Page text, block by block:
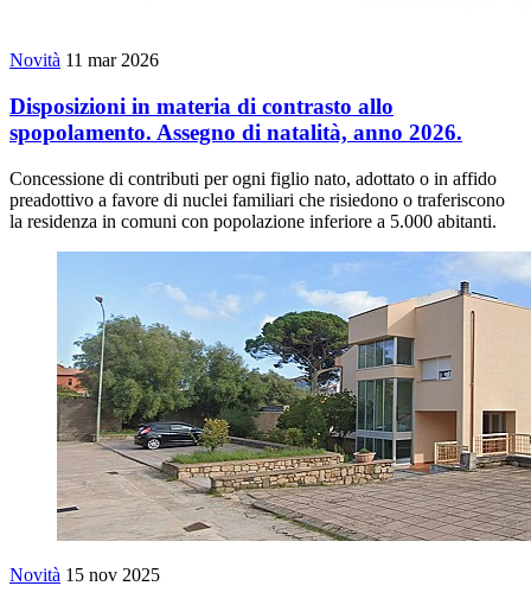
Novità 11 mar 2026
Disposizioni in materia di contrasto allo
spopolamento. Assegno di natalità, anno 2026.
Concessione di contributi per ogni figlio nato, adottato o in affido
preadottivo a favore di nuclei familiari che risiedono o traferiscono
la residenza in comuni con popolazione inferiore a 5.000 abitanti.
Novità 15 nov 2025